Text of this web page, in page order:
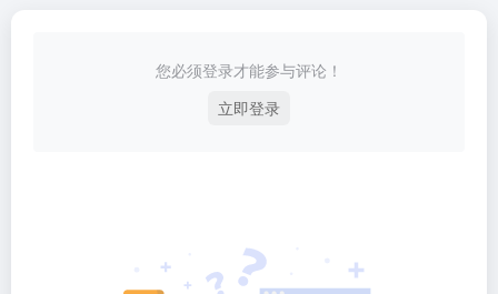
您必须登录才能参与评论！
立即登录